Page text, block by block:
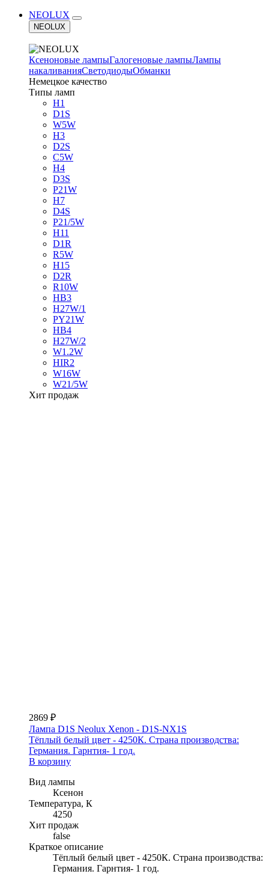
NEOLUX
NEOLUX
Ксеноновые лампыГалогеновые лампыЛампы
накаливанияСветодиодыОбманки
Немецкое качество
Типы ламп
H1
D1S
W5W
H3
D2S
C5W
H4
D3S
P21W
H7
D4S
P21/5W
H11
D1R
R5W
H15
D2R
R10W
HB3
H27W/1
PY21W
HB4
H27W/2
W1.2W
HIR2
W16W
W21/5W
Хит продаж
2869 ₽
Лампа D1S Neolux Xenon - D1S-NX1S
Тёплый белый цвет - 4250К. Страна производства:
Германия. Гарнтия- 1 год.
В корзину
Вид лампы
Ксенон
Температура, К
4250
Хит продаж
false
Краткое описание
Тёплый белый цвет - 4250К. Страна производства:
Германия. Гарнтия- 1 год.